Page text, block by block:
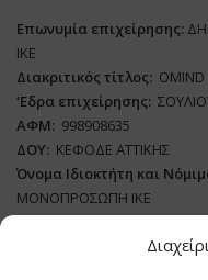
Επωνυμία επιχείρησης:
ΙΚΕ
Διακριτικός τίτλος: ΟΜΙΝD
‘Eδρα επιχείρησης:
ΑΦΜ: 998908635
ΔΟΥ: ΚΕΦΟΔΕ ΑΤΤΙΚΗΣ
Όνομα Ιδιοκτήτη και
ΜΟΝΟΠΡΟΣΩΠΗ ΙΚΕ
Διευθυντής Σύνταξης: